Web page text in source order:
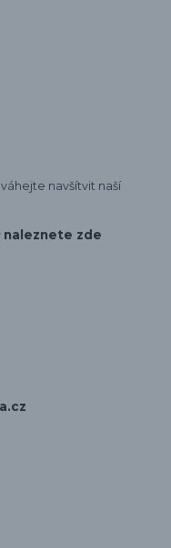
navšítvit naší
naleznete zde